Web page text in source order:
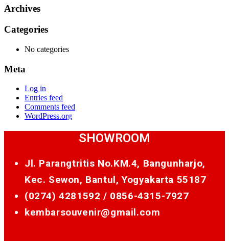
Archives
Categories
No categories
Meta
Log in
Entries feed
Comments feed
WordPress.org
SHOWROOM
Jl. Parangtritis No.KM.4, Bangunharjo,
Kec. Sewon, Bantul, Yogyakarta 55187
(0274) 4281592 / 0856-4315-7927
kembarsouvenir@gmail.com